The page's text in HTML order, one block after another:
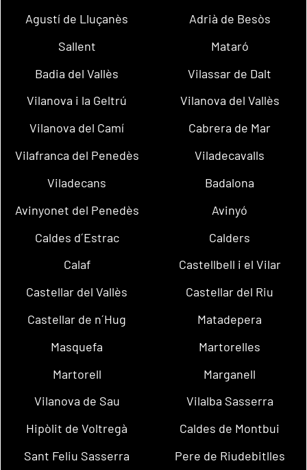
Agustí de Lluçanès
Adrià de Besòs
Sallent
Mataró
Badia del Vallès
Vilassar de Dalt
Vilanova i la Geltrú
Vilanova del Vallès
Vilanova del Camí
Cabrera de Mar
Vilafranca del Penedès
Viladecavalls
Viladecans
Badalona
Avinyonet del Penedès
Avinyó
Caldes d´Estrac
Calders
Calaf
Castellbell i el Vilar
Castellar del Vallès
Castellar del Riu
Castellar de n´Hug
Matadepera
Masquefa
Martorelles
Martorell
Marganell
Vilanova de Sau
Vilalba Sasserra
Hipòlit de Voltregà
Caldes de Montbui
Sant Feliu Sasserra
Pere de Riudebitlles